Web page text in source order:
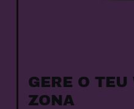
GERE O TEU
ZONA